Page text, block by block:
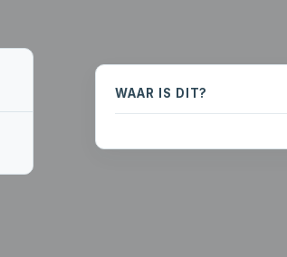
WAAR IS DIT?